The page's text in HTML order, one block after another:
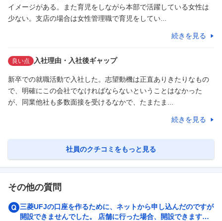
イメージがある。また育児をしながら本部で活躍している女性は
少ない。支店の場合は女性管理職で育児をしてい...
続きを見る
良い点 入社理由・入社後ギャップ
新卒での就職活動で入社した。志望動機は正直ありきたりなもの
で、明確にこの会社でなければならないということはなかった
が、同業他社も多数面接を受けるなかで、たまたま...
続きを見る
社員のクチコミをもっと見る
その他の質問
三菱UFJの口座を作るために、ネットから申し込んだのですが
開設できませんでした。 店舗に行った場合、開設できます